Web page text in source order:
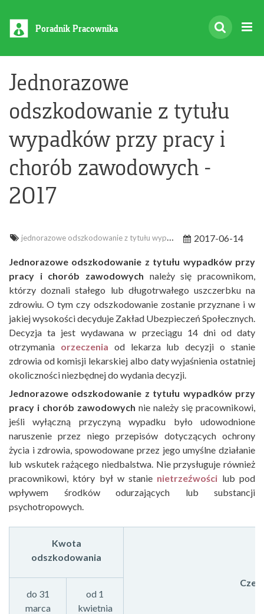
Poradnik Pracownika
Jednorazowe
odszkodowanie z tytułu
wypadków przy pracy i
chorób zawodowych -
2017
jednorazowe odszkodowanie z tytułu wypadków przy pracy i chorób zawodowych 2017-06-14
Jednorazowe odszkodowanie z tytułu wypadków przy
pracy i chorób zawodowych należy się pracownikom,
którzy doznali stałego lub długotrwałego uszczerbku na
zdrowiu. O tym czy odszkodowanie zostanie przyznane i w
jakiej wysokości decyduje Zakład Ubezpieczeń Społecznych.
Decyzja ta jest wydawana w przeciągu 14 dni od daty
otrzymania orzeczenia od lekarza lub decyzji o stanie
zdrowia od komisji lekarskiej albo daty wyjaśnienia ostatniej
okoliczności niezbędnej do wydania decyzji.
Jednorazowe odszkodowanie z tytułu wypadków przy
pracy i chorób zawodowych nie należy się pracownikowi,
jeśli wyłączną przyczyną wypadku było udowodnione
naruszenie przez niego przepisów dotyczących ochrony
życia i zdrowia, spowodowane przez jego umyślne działanie
lub wskutek rażącego niedbalstwa. Nie przysługuje również
pracownikowi, który był w stanie nietrzeźwości lub pod
wpływem środków odurzających lub substancji
psychotropowych.
Kwota
odszkodowania
do 31
marca
od 1
kwietnia